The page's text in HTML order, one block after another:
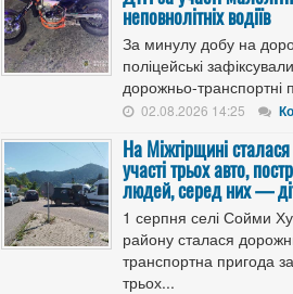
неповнолітніх водіїв
За минулу добу на
поліцейські
дорожньо-транспортні
02.08.2026 14:25
На Міжгірщині
участі трьох авто,
людей, серед них —
1 серпня селі Сойми
району сталася
транспортна пригода за
трьох...